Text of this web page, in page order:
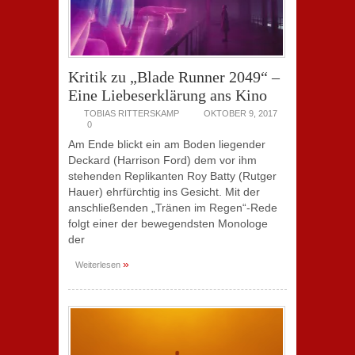
Kritik zu „Blade Runner 2049“ –
Eine Liebeserklärung ans Kino
TOBIAS RITTERSKAMP
OKTOBER 9, 2017
0
Am Ende blickt ein am Boden liegender
Deckard (Harrison Ford) dem vor ihm
stehenden Replikanten Roy Batty (Rutger
Hauer) ehrfürchtig ins Gesicht. Mit der
anschließenden „Tränen im Regen“-Rede
folgt einer der bewegendsten Monologe
der
Weiterlesen »